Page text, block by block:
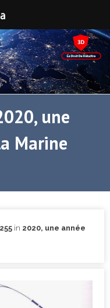
une
Marine
in 2020, une année